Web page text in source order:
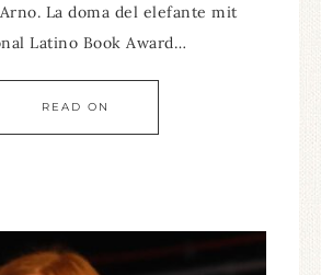
La doma del elefante mit
Latino Book Award…
READ ON